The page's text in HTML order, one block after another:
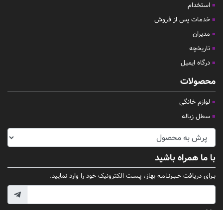
استخدام
خدمات پس از فروش
مدیران
تاریخچه
درگاه ایمیل
محصولات
لوازم خانگی
سطل زباله
با ما همراه باشید
بـرای دریافت خـبـرنـامـه بهاز، پـسـت الکترونیک خود را وارد نمایید.